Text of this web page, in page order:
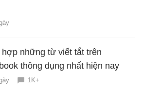
hợp những từ viết tắt trên
thông dụng nhất hiện nay
1K+